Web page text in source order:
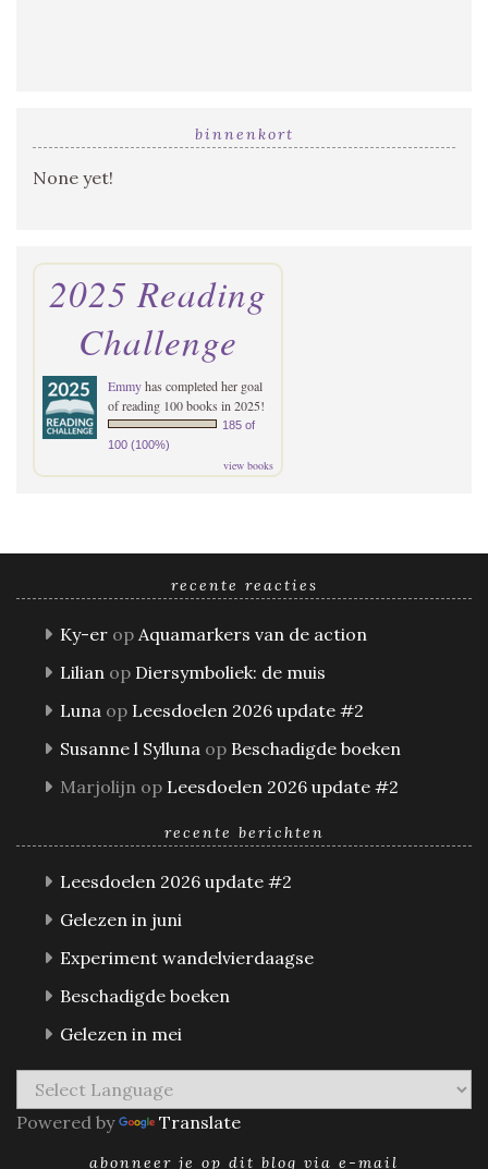
binnenkort
None yet!
2025 Reading
Challenge
Emmyhas completed her goal
of reading 100 books in 2025!
185 of
100 (100%)
view books
recente reacties
Ky-er op Aquamarkers van de action
Lilian op Diersymboliek: de muis
Luna op Leesdoelen 2026 update #2
Susanne l Sylluna op Beschadigde boeken
Marjolijn op Leesdoelen 2026 update #2
recente berichten
Leesdoelen 2026 update #2
Gelezen in juni
Experiment wandelvierdaagse
Beschadigde boeken
Gelezen in mei
Powered by Translate
abonneer je op dit blog via e-mail